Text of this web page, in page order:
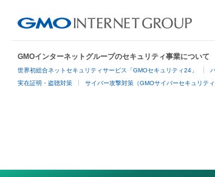
GMOインターネットグループのセキュリティ事業について
世界初総合ネットセキュリティサービス「GMOセキュリティ24」
実在証明・盗聴対策 サイバー攻撃対策（GMOサイバーセキュリティ